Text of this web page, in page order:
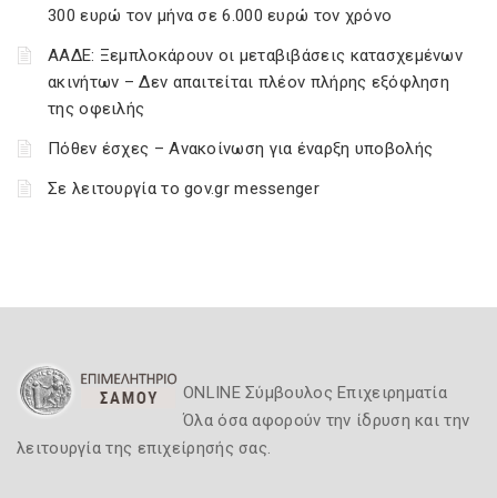
300 ευρώ τον μήνα σε 6.000 ευρώ τον χρόνο
ΑΑΔΕ: Ξεμπλοκάρουν οι μεταβιβάσεις κατασχεμένων
ακινήτων – Δεν απαιτείται πλέον πλήρης εξόφληση
της οφειλής
Πόθεν έσχες – Ανακοίνωση για έναρξη υποβολής
Σε λειτουργία το gov.gr messenger
ONLINE Σύμβουλος Επιχειρηματία
Όλα όσα αφορούν την ίδρυση και την
λειτουργία της επιχείρησής σας.